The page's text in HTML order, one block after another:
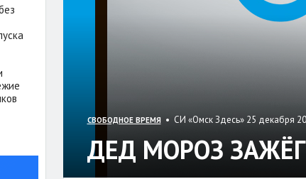
СВОБОДНОЕ ВРЕМЯ• СИ «Омск Здесь» 25 декабря
ДЕД МОРОЗ